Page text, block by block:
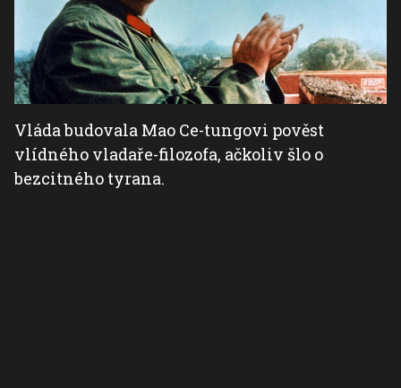
Vláda budovala Mao Ce-tungovi pověst
vlídného vladaře-filozofa, ačkoliv šlo o
bezcitného tyrana.